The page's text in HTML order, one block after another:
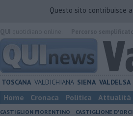
Questo sito contribuisce
TOSCANA VALDICHIANA SIENA VALDELSA
Home Cronaca Politica Attualità
CASTIGLION FIORENTINO CASTIGLIONE